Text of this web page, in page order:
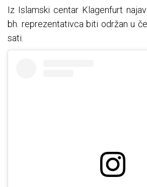
Iz Islamski centar Klagenfurt
bh. reprezentativca biti održan u
sati.